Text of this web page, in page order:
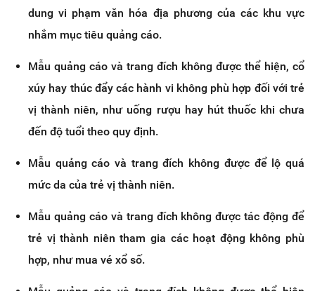
dung vi phạm văn hóa địa phương của các khu vực
nhắm mục tiêu quảng cáo.
Mẫu quảng cáo và trang đích không được thể hiện, cổ
xúy hay thúc đẩy các hành vi không phù hợp đối với trẻ
vị thành niên, như uống rượu hay hút thuốc khi chưa
đến độ tuổi theo quy định.
Mẫu quảng cáo và trang đích không được để lộ quá
mức da của trẻ vị thành niên.
Mẫu quảng cáo và trang đích không được tác động để
trẻ vị thành niên tham gia các hoạt động không phù
hợp, như mua vé xổ số.